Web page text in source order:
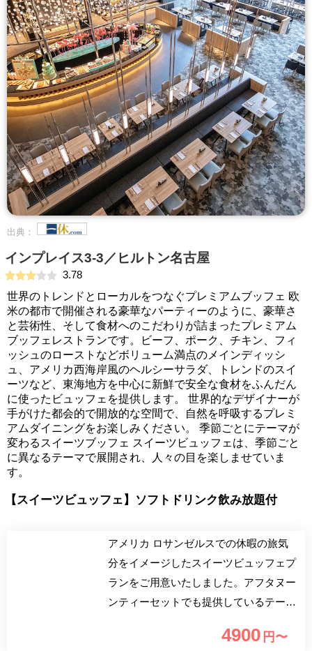
出典：
インプレイス3-3／ヒルトン名古屋
3.78
世界のトレンドとローカルをつなぐプレミアムブッフェ 欧
米の都市で開催される豪華なパーティーのように、豪華さ
と芸術性、そして食材へのこだわりが詰まったプレミアム
ブッフェレストランです。ビーフ、ポーク、チキン、フィ
ッシュのローストなどボリューム満点のメインディッシ
ュ、アメリカ西海岸風のヘルシーサラダ、トレンドのスイ
ーツなど、東海地方を中心に新鮮で安全な食材をふんだん
に使ったビュッフェを提供します。 世界的なデザイナーが
手がけた都会的で開放的な空間で、自然を呼吸するプレミ
アムダイニングをお楽しみください。 季節ごとにテーマが
変わるスイーツブッフェ スイーツビュッフェは、季節ごと
に異なるテーマで展開され、人々の目を楽しませていま
す。
【スイーツビュッフェ】ソフトドリンク飲み放題付
アメリカ ロサンゼルスでの休暇の旅気
分をイメージしたスイーツビュッフェプ
ランをご用意いたしました。アフタヌー
ンティーセットでも提供しているテーマ
4900 円〜